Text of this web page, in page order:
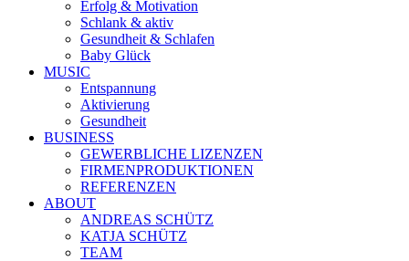
Erfolg & Motivation
Schlank & aktiv
Gesundheit & Schlafen
Baby Glück
MUSIC
Entspannung
Aktivierung
Gesundheit
BUSINESS
GEWERBLICHE LIZENZEN
FIRMENPRODUKTIONEN
REFERENZEN
ABOUT
ANDREAS SCHÜTZ
KATJA SCHÜTZ
TEAM